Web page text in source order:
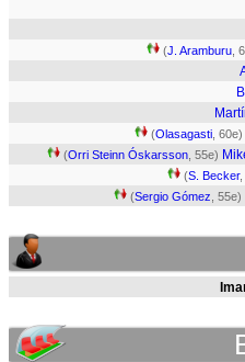
(J. Aramburu ,
(Olasagasti , 60e)
(Orri Steinn Óskarsson , 55e)
(S. Becker,
(Sergio Gómez , 55e)